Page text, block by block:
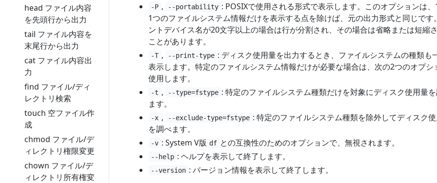
head ファイル内容
を先頭行から出力
tail ファイル内容を
末尾行から出力
cat ファイル内容出
力
find ファイル/ディ
レクトリ検索
touch 空ファイル作
成
chmod ファイル/デ
ィレクトリ権限変更
chown ファイル/デ
ィレクトリ所有権変
-P , --portability : POSIXで使用される形式で表示します。このオプションは
1つのファイルシステム情報だけを表示する点を除けば、元の出力形式と同じです
ントデバイス名が20文字以上の場合は行が分割され、その場合は省略または短縮
ことがあります。
-T , --print-type : ディスク使用量を出力するとき、ファイルシステムの種類も
表示します。特定のファイルシステム情報だけが必要な場合は、次の2つのオプシ
使用します。
-t , --type=fstype : 特定のファイルシステム種類だけを対象にディスク使用量
ます。
-x , --exclude-type=fstype : 特定のファイルシステム種類を除外してディスク
を調べます。
-v : System V版 df との互換性のためのオプションで、無視されます。
--help : ヘルプを表示して終了します。
--version : バージョン情報を表示して終了します。